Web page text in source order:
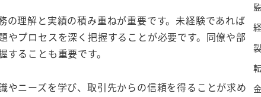
理解と実績の積み重ねが重要です。未経験であれば
プロセスを深く把握することが必要です。同僚や部
ることも重要です。
ニーズを学び、取引先からの信頼を得ることが求め